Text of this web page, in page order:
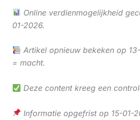
Online verdienmogelijkheid
01-2026.
Artikel opnieuw bekeken op
= macht.
Deze content kreeg een
Informatie opgefrist op 15-01-